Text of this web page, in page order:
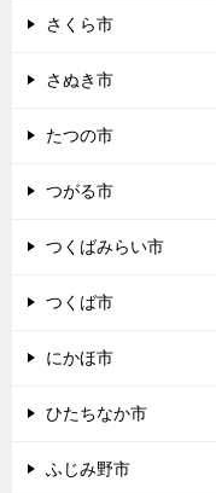
さくら市
さぬき市
たつの市
つがる市
つくばみらい市
つくば市
にかほ市
ひたちなか市
ふじみ野市